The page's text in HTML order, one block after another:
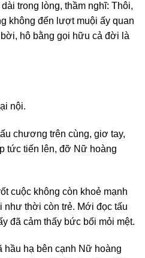
trong lòng, thầm nghĩ: Thôi,
không đến lượt muội ấy quan
hô bằng gọi hữu cả đời là
nội.
chương trên cùng, giơ tay,
tức tiến lên, đỡ Nữ hoàng
cuộc không còn khoẻ mạnh
như thời còn trẻ. Mới đọc tấu
đã cảm thấy bức bối mỏi mệt.
hạ bên cạnh Nữ hoàng